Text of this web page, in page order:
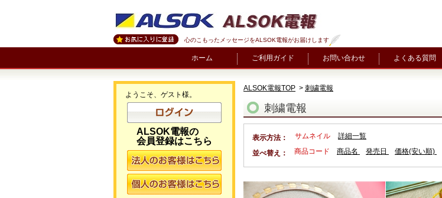
心のこもったメッセージをALSOK電報がお届けします
ホーム
ご利用ガイド お問い合わせ よくある質問
ALSOK電報TOP > 刺繍電報
刺繍電報
表示方法： サムネイル 詳細一覧
並べ替え： 商品コード 商品名 発売日 価格(安い順)
ようこそ、ゲスト様。
ALSOK電報の
会員登録はこちら